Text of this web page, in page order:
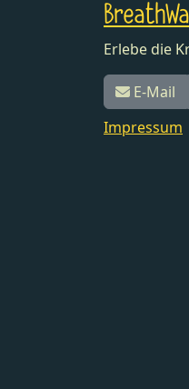
Erlebe die
E-Mail
Impressum